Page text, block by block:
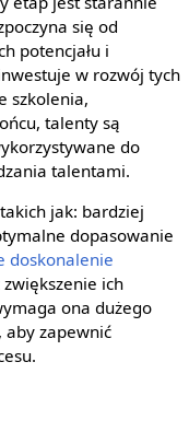
się od
potencjału i
w rozwój tych
szkolenia,
talenty są
do
talentami.
jak: bardziej
dopasowanie
doskonalenie
ich
ona dużego
aby zapewnić